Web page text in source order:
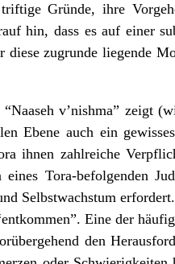
Gründe, ihre
hin, dass es auf einer
diese zugrunde liegende
v’nishma” zeigt
Ebene auch ein
ihnen zahlreiche
Tora-befolgenden
Selbstwachstum
Eine der
den